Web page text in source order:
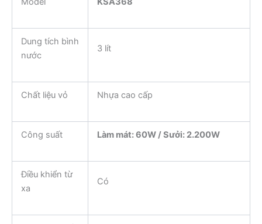
Dung tích bình
nước
3 lít
Chất liệu vỏ Nhựa cao cấp
Công suất Làm mát: 60W / Sưởi: 2.200W
Điều khiển từ
xa
Có